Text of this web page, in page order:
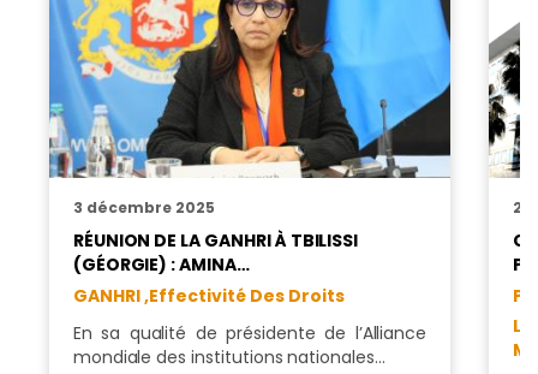
3 décembre 2025
RÉUNION DE LA GANHRI À TBILISSI
(GÉORGIE) : AMINA…
GANHRI ,Effectivité Des Droits
En sa qualité de présidente de l’Alliance
mondiale des institutions nationales…
2